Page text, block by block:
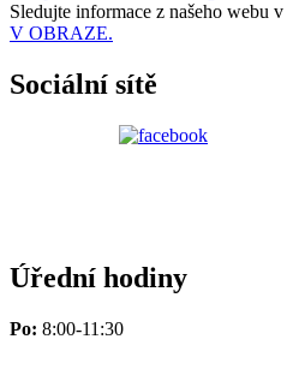
Sledujte informace z našeho webu v
V OBRAZE.
Sociální sítě
Úřední hodiny
Po: 8:00-11:30